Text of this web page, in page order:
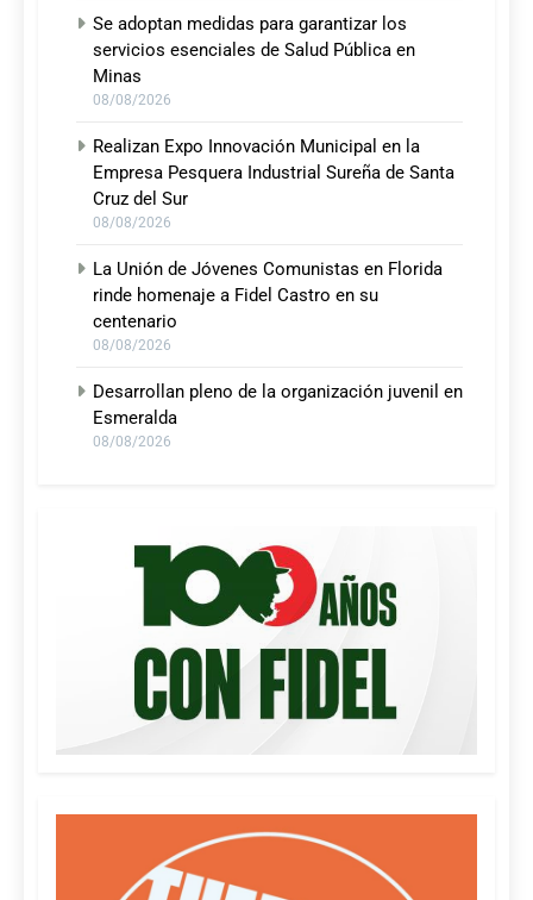
Se adoptan medidas para garantizar los
servicios esenciales de Salud Pública en
Minas
08/08/2026
Realizan Expo Innovación Municipal en la
Empresa Pesquera Industrial Sureña de Santa
Cruz del Sur
08/08/2026
La Unión de Jóvenes Comunistas en Florida
rinde homenaje a Fidel Castro en su
centenario
08/08/2026
Desarrollan pleno de la organización juvenil en
Esmeralda
08/08/2026